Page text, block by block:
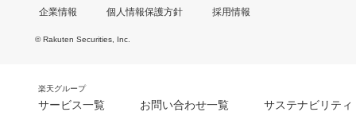
企業情報 個人情報保護方針 採用情報
© Rakuten Securities, Inc.
楽天グループ
サービス一覧 お問い合わせ一覧 サステナビリティ